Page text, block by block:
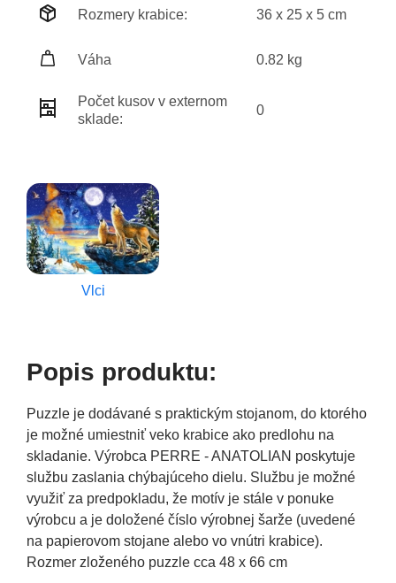
Rozmery krabice: 36 x 25 x 5 cm
Váha 0.82 kg
Počet kusov v externom
sklade:
0
Vlci
Popis produktu:
Puzzle je dodávané s praktickým stojanom, do ktorého
je možné umiestniť veko krabice ako predlohu na
skladanie. Výrobca PERRE - ANATOLIAN poskytuje
službu zaslania chýbajúceho dielu. Službu je možné
využiť za predpokladu, že motív je stále v ponuke
výrobcu a je doložené číslo výrobnej šarže (uvedené
na papierovom stojane alebo vo vnútri krabice).
Rozmer zloženého puzzle cca 48 x 66 cm